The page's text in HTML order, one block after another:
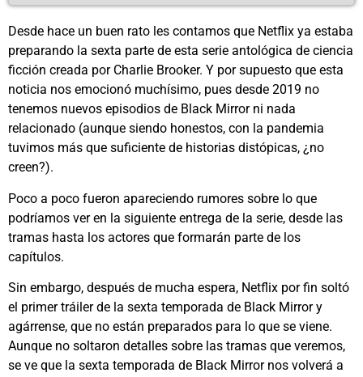
Desde hace un buen rato les contamos que Netflix ya estaba
preparando la sexta parte de esta serie antológica de ciencia
ficción creada por Charlie Brooker. Y por supuesto que esta
noticia nos emocionó muchísimo, pues desde 2019 no
tenemos nuevos episodios de Black Mirror ni nada
relacionado (aunque siendo honestos, con la pandemia
tuvimos más que suficiente de historias distópicas, ¿no
creen?).
Poco a poco fueron apareciendo rumores sobre lo que
podríamos ver en la siguiente entrega de la serie, desde las
tramas hasta los actores que formarán parte de los
capítulos.
Sin embargo, después de mucha espera, Netflix por fin soltó
el primer tráiler de la sexta temporada de Black Mirror y
agárrense, que no están preparados para lo que se viene.
Aunque no soltaron detalles sobre las tramas que veremos,
se ve que la sexta temporada de Black Mirror nos volverá a